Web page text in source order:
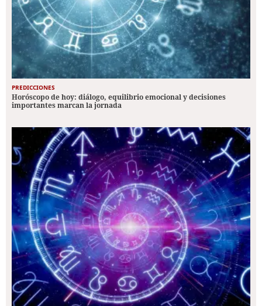
PREDICCIONES
Horóscopo de hoy: diálogo, equilibrio emocional y decisiones
importantes marcan la jornada